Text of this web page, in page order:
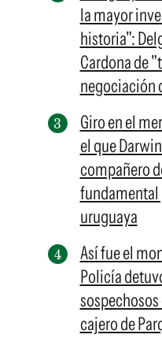
la mayor
historia":
Cardona de
negociación
Giro en el
el que
compañero
fundamental
uruguaya
Así fue el
Policía
cajero de